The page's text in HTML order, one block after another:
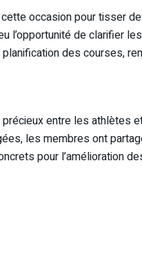
occasion pour tisser
l’opportunité de clarifier
des courses,
entre les athlètes
les membres ont
pour l’amélioration